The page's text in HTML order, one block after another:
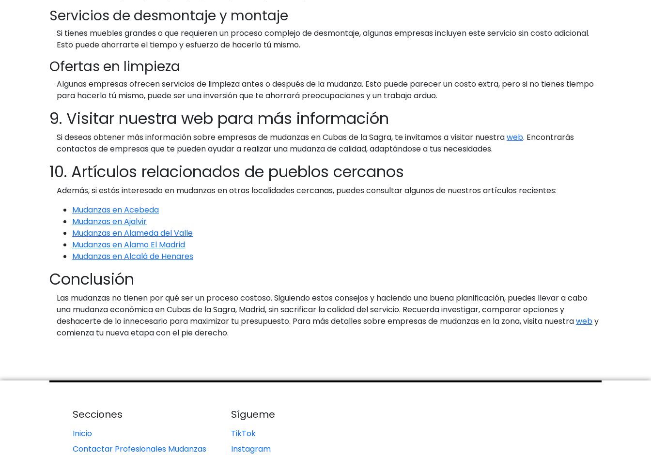
Servicios de desmontaje y montaje
Si tienes muebles grandes o que requieren un proceso complejo de desmontaje, algunas empresas incluyen este servicio sin costo adicional.
Esto puede ahorrarte el tiempo y esfuerzo de hacerlo tú mismo.
Ofertas en limpieza
Algunas empresas ofrecen servicios de limpieza antes o después de la mudanza. Esto puede parecer un costo extra, pero si no tienes tiempo
para hacerlo tú mismo, puede ser una inversión que te ahorrará preocupaciones y un trabajo arduo.
9. Visitar nuestra web para más información
Si deseas obtener más información sobre empresas de mudanzas en Cubas de la Sagra, te invitamos a visitar nuestraweb. Encontrarás
contactos de empresas que te pueden ayudar a realizar una mudanza de calidad, adaptándose a tus necesidades.
10. Artículos relacionados de pueblos cercanos
Además, si estás interesado en mudanzas en otras localidades cercanas, puedes consultar algunos de nuestros artículos recientes:
Mudanzas en Acebeda
Mudanzas en Ajalvir
Mudanzas en Alameda del Valle
Mudanzas en Alamo El Madrid
Mudanzas en Alcalá de Henares
Conclusión
Las mudanzas no tienen por qué ser un proceso costoso. Siguiendo estos consejos y haciendo una buena planificación, puedes llevar a cabo
una mudanza económica en Cubas de la Sagra, Madrid, sin sacrificar la calidad del servicio. Recuerda investigar, comparar opciones y
deshacerte de lo innecesario para maximizar tu presupuesto. Para más detalles sobre empresas de mudanzas en la zona, visita nuestraweby
comienza tu nueva etapa con el pie derecho.
Secciones
Inicio
Contactar Profesionales Mudanzas
Sígueme
TikTok
Instagram